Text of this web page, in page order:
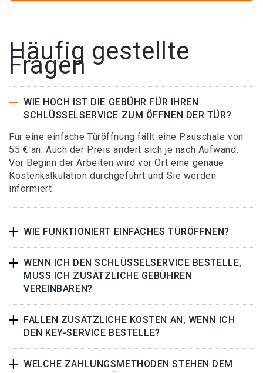
Häufig gestellte
Fragen
WIE HOCH IST DIE GEBÜHR FÜR IHREN
SCHLÜSSELSERVICE ZUM ÖFFNEN DER TÜR?
Für eine einfache Türöffnung fällt eine Pauschale von
55 € an. Auch der Preis ändert sich je nach Aufwand.
Vor Beginn der Arbeiten wird vor Ort eine genaue
Kostenkalkulation durchgeführt und Sie werden
informiert.
WIE FUNKTIONIERT EINFACHES TÜRÖFFNEN?
WENN ICH DEN SCHLÜSSELSERVICE BESTELLE,
MUSS ICH ZUSÄTZLICHE GEBÜHREN
VEREINBAREN?
FALLEN ZUSÄTZLICHE KOSTEN AN, WENN ICH
DEN KEY-SERVICE BESTELLE?
WELCHE ZAHLUNGSMETHODEN STEHEN DEM